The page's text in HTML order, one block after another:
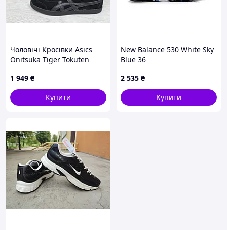
Чоловічі Кросівки Asics
Onitsuka Tiger Tokuten
1 949 ₴
Купити
New Balance 530 White Sky
Blue 36
2 535 ₴
Купити